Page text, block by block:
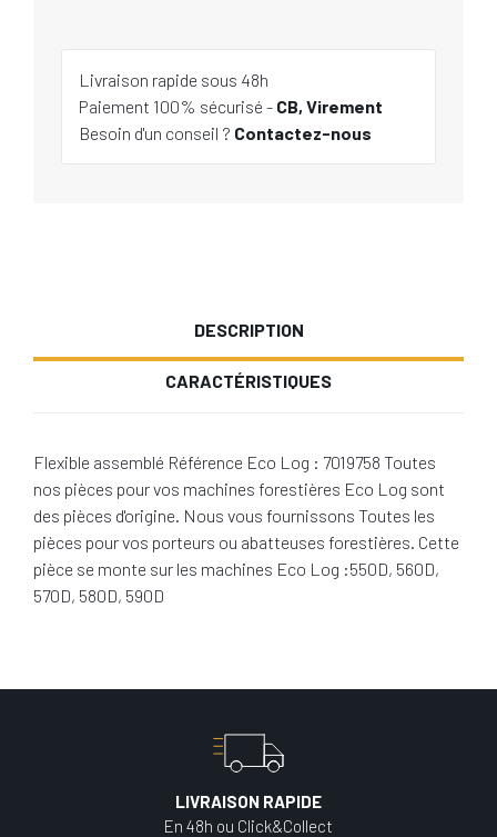
Livraison rapide sous 48h
Paiement 100% sécurisé - CB, Virement
Besoin d'un conseil ? Contactez-nous
DESCRIPTION
CARACTÉRISTIQUES
Flexible assemblé Référence Eco Log : 7019758 Toutes
nos pièces pour vos machines forestières Eco Log sont
des pièces d'origine. Nous vous fournissons Toutes les
pièces pour vos porteurs ou abatteuses forestières. Cette
pièce se monte sur les machines Eco Log :550D, 560D,
570D, 580D, 590D
LIVRAISON RAPIDE
En 48h ou Click&Collect